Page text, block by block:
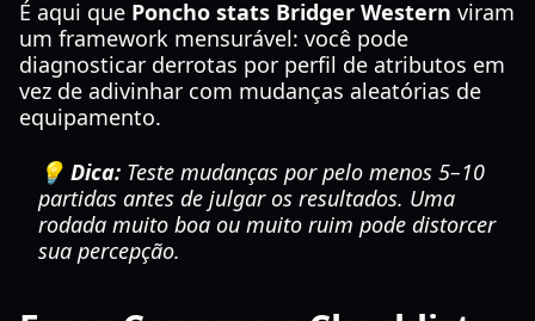
É aqui que Poncho stats Bridger Western viram
um framework mensurável: você pode
diagnosticar derrotas por perfil de atributos em
vez de adivinhar com mudanças aleatórias de
equipamento.
💡 Dica: Teste mudanças por pelo menos 5–10
partidas antes de julgar os resultados. Uma
rodada muito boa ou muito ruim pode distorcer
sua percepção.